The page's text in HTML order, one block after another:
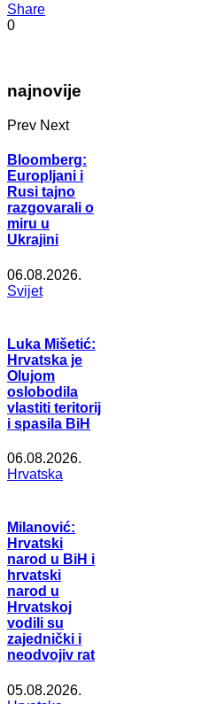
Share
0
najnovije
Prev Next
Bloomberg:
Europljani i
Rusi tajno
razgovarali o
miru u
Ukrajini
06.08.2026.
Svijet
Luka Mišetić:
Hrvatska je
Olujom
oslobodila
vlastiti teritorij
i spasila BiH
06.08.2026.
Hrvatska
Milanović:
Hrvatski
narod u BiH i
hrvatski
narod u
Hrvatskoj
vodili su
zajednički i
neodvojiv rat
05.08.2026.